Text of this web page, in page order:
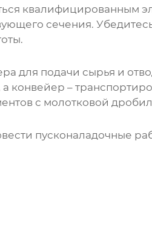
квалифицированным
сечения.
для подачи сырья и
конвейер –
с молотковой
пусконаладочные